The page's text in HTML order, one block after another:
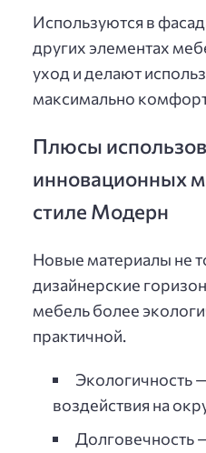
Используются в
других элементах
уход и делают
максимально
Плюсы
инновационных
стиле Модерн
Новые материалы не
дизайнерские
мебель более
практичной.
Экологичность
воздействия на
Долговечность